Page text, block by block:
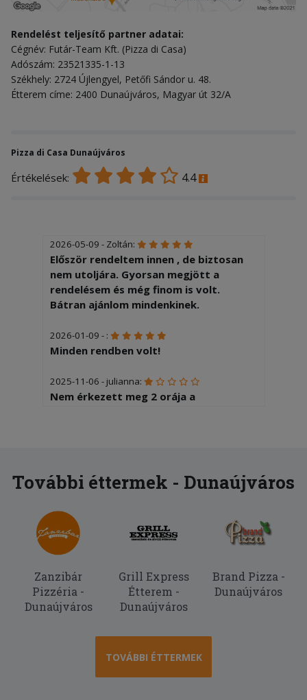
Rendelést teljesítő partner adatai:
Cégnév: Futár-Team Kft. (Pizza di Casa)
Adószám: 23521335-1-13
Székhely: 2724 Újlengyel, Petőfi Sándor u. 48.
Étterem címe: 2400 Dunaújváros, Magyar út 32/A
Pizza di Casa Dunaújváros
Értékelések: 4.4
2026-05-09 - Zoltán:
Először rendeltem innen , de biztosan
nem utoljára. Gyorsan megjött a
rendelésem és még finom is volt.
Bátran ajánlom mindenkinek.
2026-01-09 - :
Minden rendben volt!
2025-11-06 - julianna:
Nem érkezett meg 2 orája a
kezdtem hívogatni az éttermet. 2050-
kor vették fel, azt mondták, a futár
személyesen mentem el, de még így is
több mint 10 percet vártam. A 3 pizza
íztelen volt, mind egyforma, a 3 gyros
hasonlított a megszokott gyroshúsra.
Közel 18.000 Ft-ért ez nagyon gyenge
minőség és kiszolgálás volt.
További éttermek - Dunaújváros
Zanzibár
Pizzéria -
Dunaújváros
Grill Express
Étterem -
Dunaújváros
Brand Pizza -
Dunaújváros
TOVÁBBI ÉTTERMEK